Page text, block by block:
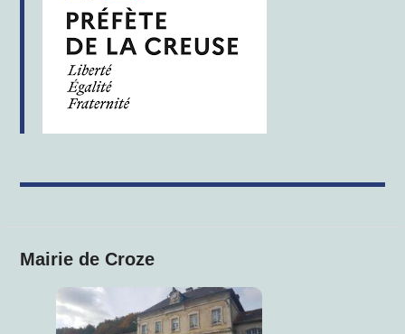
Mairie de Croze